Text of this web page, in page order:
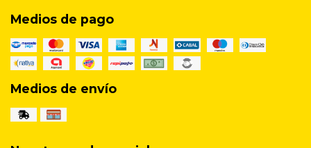
Medios de pago
Medios de envío